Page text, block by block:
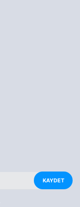
KAYDET